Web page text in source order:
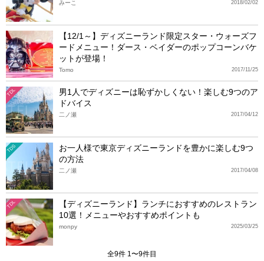
2018/02/02
みーこ
【12/1～】ディズニーランド限定スター・ウォーズフ
ードメニュー！ダース・ベイダーのポップコーンバケ
ットが登場！
2017/11/25
Tomo
TDL
男1人でディズニーは恥ずかしくない！楽しむ9つのア
ドバイス
2017/04/12
二ノ瀬
TDS
お一人様で東京ディズニーランドを豊かに楽しむ9つ
の方法
2017/04/08
二ノ瀬
TDL
【ディズニーランド】ランチにおすすめのレストラン
10選！メニューやおすすめポイントも
2025/03/25
monpy
全9件 1〜9件目